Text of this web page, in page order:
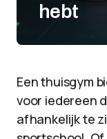
hebt
Een thuisgym
voor iedereen
afhankelijk te